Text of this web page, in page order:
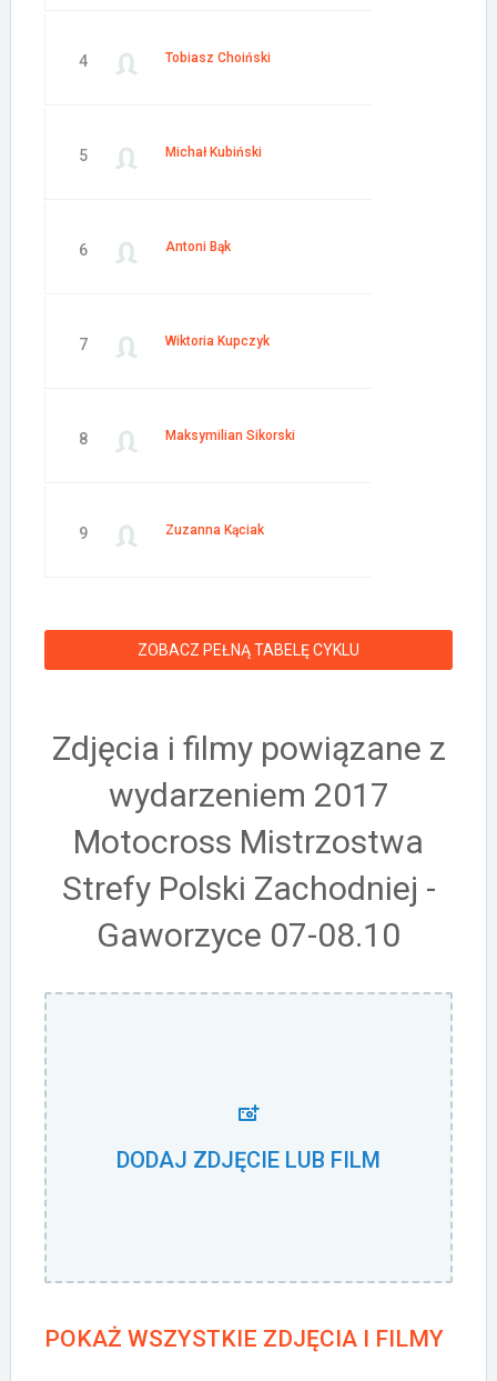
4 Tobiasz Choiński
5 Michał Kubiński
6 Antoni Bąk
7 Wiktoria Kupczyk
8 Maksymilian Sikorski
9 Zuzanna Kąciak
ZOBACZ PEŁNĄ TABELĘ CYKLU
Zdjęcia i filmy powiązane z
wydarzeniem 2017
Motocross Mistrzostwa
Strefy Polski Zachodniej -
Gaworzyce 07-08.10
DODAJ ZDJĘCIE LUB FILM
POKAŻ WSZYSTKIE ZDJĘCIA I FILMY